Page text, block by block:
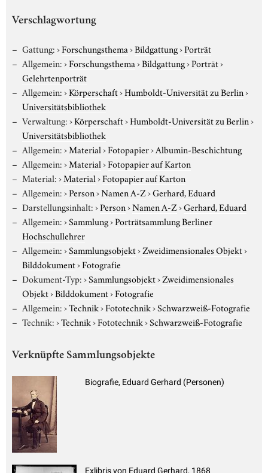
Verschlagwortung
Gattung:›Forschungsthema›Bildgattung›Porträt
Allgemein:›Forschungsthema›Bildgattung›Porträt›
Gelehrtenporträt
Allgemein:›Körperschaft›Humboldt-Universität zu Berlin›
Universitätsbibliothek
Verwaltung:›Körperschaft›Humboldt-Universität zu Berlin›
Universitätsbibliothek
Allgemein:›Material›Fotopapier›Albumin-Beschichtung
Allgemein:›Material›Fotopapier auf Karton
Material:›Material›Fotopapier auf Karton
Allgemein:›Person›Namen A-Z›Gerhard, Eduard
Darstellungsinhalt:›Person›Namen A-Z›Gerhard, Eduard
Allgemein:›Sammlung›Porträtsammlung Berliner
Hochschullehrer
Allgemein:›Sammlungsobjekt›Zweidimensionales Objekt›
Bilddokument›Fotografie
Dokument-Typ:›Sammlungsobjekt›Zweidimensionales
Objekt›Bilddokument›Fotografie
Allgemein:›Technik›Fototechnik›Schwarzweiß-Fotografie
Technik:›Technik›Fototechnik›Schwarzweiß-Fotografie
Verknüpfte Sammlungsobjekte
Biografie, Eduard Gerhard (Personen)
Exlibris von Eduard Gerhard, 1868